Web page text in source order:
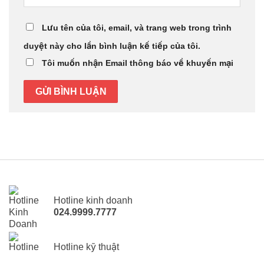
Lưu tên của tôi, email, và trang web trong trình
duyệt này cho lần bình luận kế tiếp của tôi.
Tôi muốn nhận Email thông báo về khuyến mại
Hotline kinh doanh
024.9999.7777
Hotline kỹ thuật